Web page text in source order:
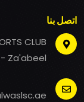
اتصل بنا
CLUB
- Za'abeel